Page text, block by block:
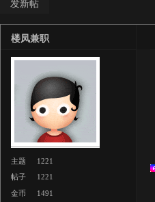
发新帖
楼凤兼职
主题
1221
帖子
1221
金币
1491